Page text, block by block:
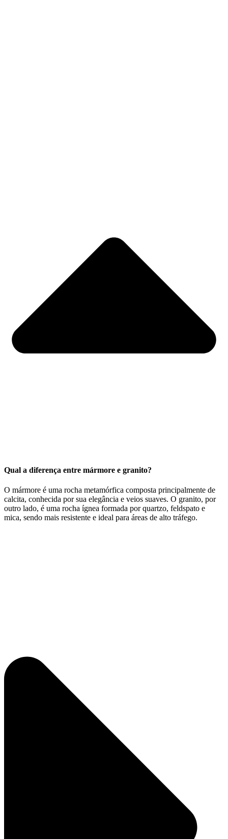
Qual a diferença entre mármore e granito?
O mármore é uma rocha metamórfica composta principalmente de
calcita, conhecida por sua elegância e veios suaves. O granito, por
outro lado, é uma rocha ígnea formada por quartzo, feldspato e
mica, sendo mais resistente e ideal para áreas de alto tráfego.